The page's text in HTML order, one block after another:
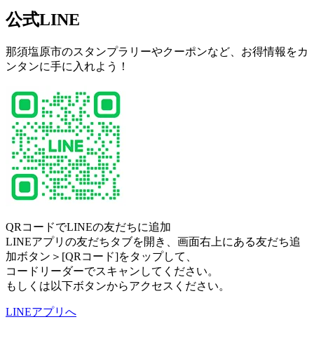
公式LINE
那須塩原市のスタンプラリーやクーポンなど、お得情報をカ
ンタンに手に入れよう！
QRコードでLINEの友だちに追加
LINEアプリの友だちタブを開き、画面右上にある友だち追
加ボタン＞[QRコード]をタップして、
コードリーダーでスキャンしてください。
もしくは以下ボタンからアクセスください。
LINEアプリへ